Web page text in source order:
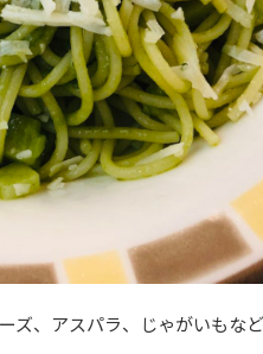
、アスパラ、じゃがいもなど